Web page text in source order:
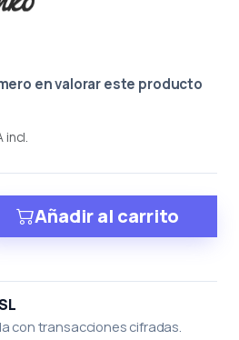
en valorar este producto
incl.
Añadir al carrito
con transacciones cifradas.